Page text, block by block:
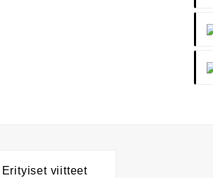
Erityiset viitteet